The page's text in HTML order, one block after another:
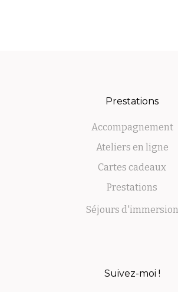
Prestations
Accompagnement
Ateliers en ligne
Cartes cadeaux
Prestations
Séjours d'immersion
Suivez-moi !